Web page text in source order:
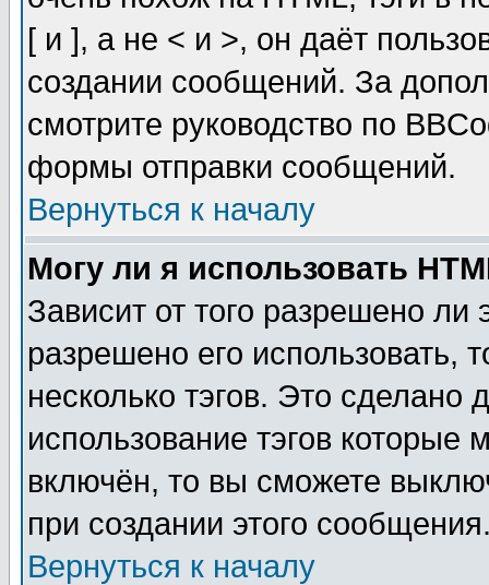
[ и ], а не < и >, он даёт
создании сообщений. За
смотрите руководство по
формы отправки сообщений.
Вернуться к началу
Могу ли я использовать
Зависит от того разрешено
разрешено его использовать,
несколько тэгов. Это сделано
использование тэгов
включён, то вы сможете
при создании этого
Вернуться к началу